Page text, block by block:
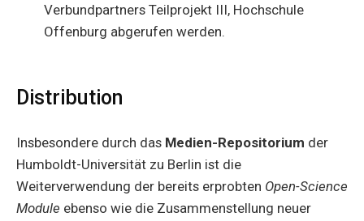
Verbundpartners Teilprojekt III, Hochschule
Offenburg abgerufen werden.
Distribution
Insbesondere durch das Medien-Repositorium der
Humboldt-Universität zu Berlin ist die
Weiterverwendung der bereits erprobten Open-Science
Module ebenso wie die Zusammenstellung neuer